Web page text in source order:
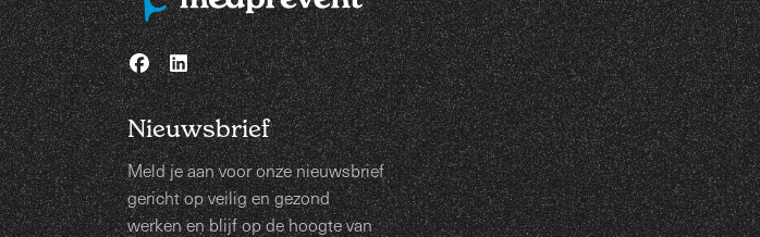
Nieuwsbrief
Meld je aan voor onze nieuwsbrief
gericht op veilig en gezond
werken en blijf op de hoogte van